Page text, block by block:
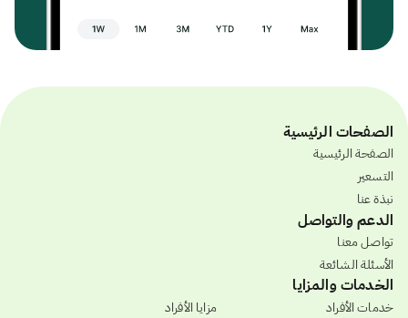
الصفحات الرئيسية
الصفحة الرئيسية
التسعير
نبذة عنا
الدعم والتواصل
تواصل معنا
الأسئلة الشائعة
الخدمات والمزايا
خدمات الأفراد
مزايا الأفراد